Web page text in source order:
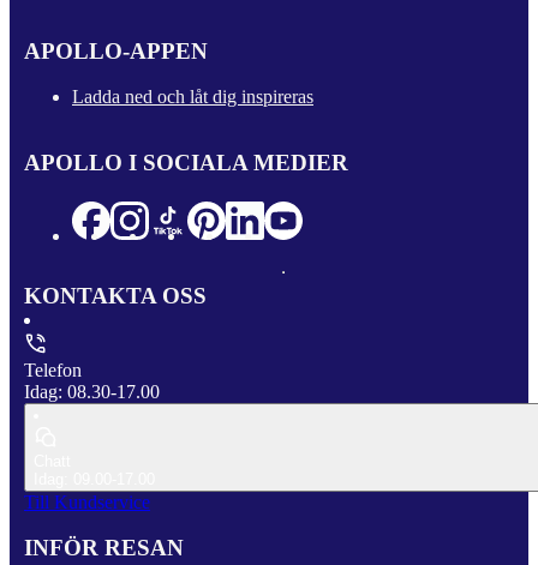
APOLLO-APPEN
Ladda ned och låt dig inspireras
APOLLO I SOCIALA MEDIER
KONTAKTA OSS
Telefon
Idag: 08.30-17.00
Till Kundservice
INFÖR RESAN